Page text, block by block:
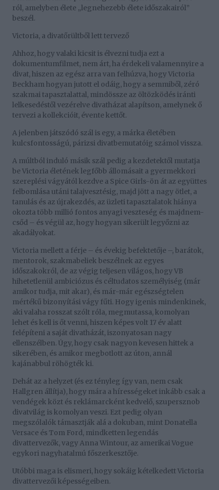
ról, amelyben élete „legnehezebb élete időszakairól”
beszél.
Victoria, a divatőrültből lett tervező
Ahhoz, hogy valaki kicsit is élvezni tudja ezt a
dokumentumfilmet, nem árt, ha érdekeli valamennyire a
divat, hiszen az egész arra van felhúzva, hogy Victoria
Beckham hogyan jutott el odáig, hogy a semmiből, zéró
szakmai tapasztalattal, mindössze az öltözködés iránti
lelkesedéstől vezérelve divatházat alapítson, amelynek ő
tervezi a kollekcióit, évente kettőt.
A jelenben játszódó szál is egy, a márka életében
kulcsfontosságú, párizsi divatbemutatóig számol vissza.
A múltból induló másik szál pedig a kezdetektől mutatja
be Victoria életének legfőbb állomásait a gyermekkori
szereplési vágyától kezdve a Spice Girls-ön át az együttes
felbomlása utáni talajvesztésig, majd jött a nagy ötlet, a
tanulás és az újrakezdés, az üzleti tapasztalatok hiánya
okozta több millió fontos anyagi veszteség és majdnem-
csőd – és végül az, hogy hogyan sikerült legyőzni az
akadályokat.
Victoria mellett a férje – és évekig befektetője –, barátok,
mentorok, szakmabeliek beszélnek az egyes
időszakokról, de az végig teljesen világos, hogy VB
hihetetlenül ambiciózus és céltudatos személyiség (már
amikor tudja, mit akar), és már-már egészségtelen
mértékű bizonyítási vágy fűti. Hogy igenis mindenkinek,
aki valaha rosszat szólt róla, megmutassa, komolyan
lehet és kell is őt venni, hiszen képes volt 17 év alatt
felépíteni a saját divatházát, iszonyatosan nagy
ellenszélben. Úgy, hogy csak nagyon kevesen hittek a
sikerében, és amikor megbotlott az úton, annál
kajánabbul röhögték ki.
Dehát az a helyzet (és ez tényleg így van, nem csak
Hallgren állítja), hogy mára a hírességeket inkább csak a
vendégek közt és reklámarcként kedvelő, szupersznob
divatvilág is komolyan veszi. Ezt pedig olyan
megszólalók támasztják alá a dokuban, mint Donatella
Versace és Tom Ford, mindketten legendás
divattervezők, vagy Anna Wintour, az amerikai Vogue
egykori nagyhatalmú főszerkesztője.
Utóbbi maga is elismeri, hogy sokáig kételkedett Victoria
divattervezői képességeiben.